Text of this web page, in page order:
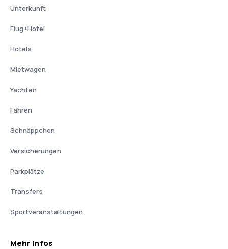
Unterkunft
Flug+Hotel
Hotels
Mietwagen
Yachten
Fähren
Schnäppchen
Versicherungen
Parkplätze
Transfers
Sportveranstaltungen
Mehr Infos